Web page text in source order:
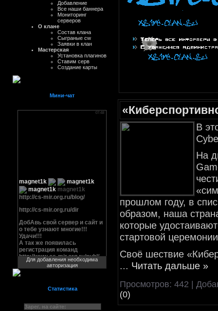
Добавление
Все наши баннера
Мониторинг
серверов
О клане
Состав клана
Сыграные cw
Заявки в клан
Мастерская
Установка плагинов
Ставим серв
Создание карты
Мини-чат
Для добавления необходима
авторизация
Статистика
Зарег. на сайте:
В
На
прошлом году, в
образом, наша
которые
стартовой
Своё шествие
... Читать дальше »
Просмотров: 442 |
(0)